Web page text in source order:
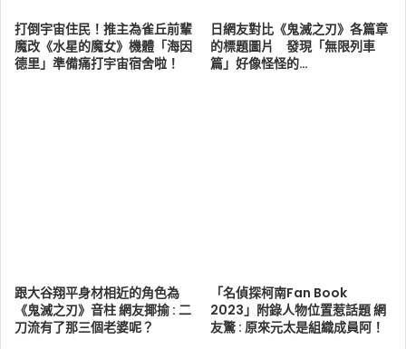
打倒宇宙住民！推主為雀丘前輩
魔改《水星的魔女》機體「海因
德里」準備痛打宇宙宿舍啦！
日網友對比《鬼滅之刃》各篇章
的標題圖片 發現「無限列車
篇」好像怪怪的…
跟大谷翔平身材相近的角色為
《鬼滅之刃》音柱 網友揶揄 : 二
刀流有了那三個老婆呢？
「名偵探柯南Fan Book
2023」附錄人物位置惹話題 網
友驚 : 原來元太是組織成員阿！